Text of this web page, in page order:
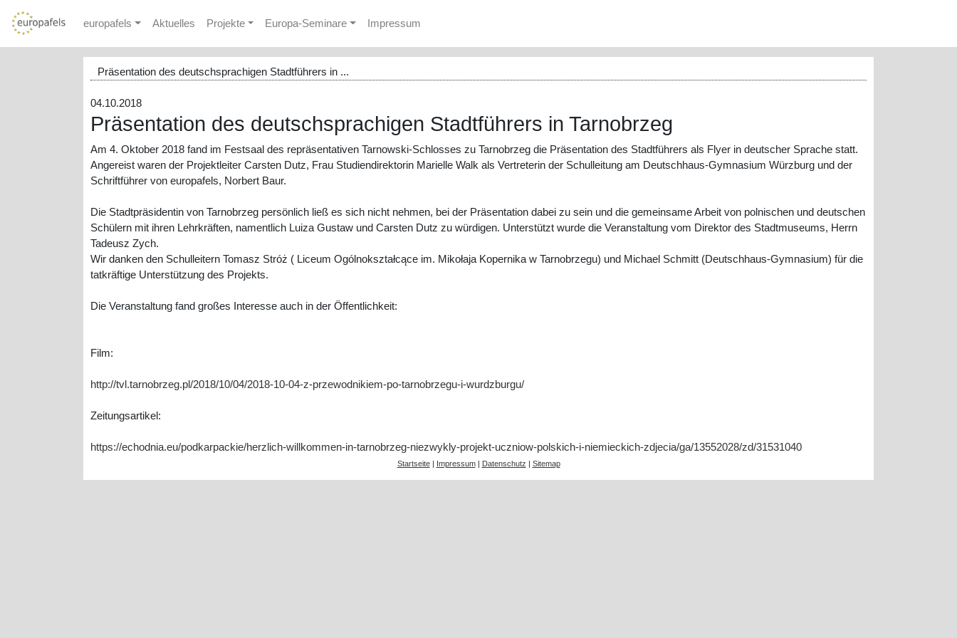
europafels Aktuelles Projekte Europa-Seminare Impressum
Präsentation des deutschsprachigen Stadtführers in ...
04.10.2018
Präsentation des deutschsprachigen Stadtführers in Tarnobrzeg
Am 4. Oktober 2018 fand im Festsaal des repräsentativen Tarnowski-Schlosses zu Tarnobrzeg die Präsentation des Stadtführers als Flyer in deutscher Sprache statt.
Angereist waren der Projektleiter Carsten Dutz, Frau Studiendirektorin Marielle Walk als Vertreterin der Schulleitung am Deutschhaus-Gymnasium Würzburg und der
Schriftführer von europafels, Norbert Baur.
Die Stadtpräsidentin von Tarnobrzeg persönlich ließ es sich nicht nehmen, bei der Präsentation dabei zu sein und die gemeinsame Arbeit von polnischen und deutschen
Schülern mit ihren Lehrkräften, namentlich Luiza Gustaw und Carsten Dutz zu würdigen. Unterstützt wurde die Veranstaltung vom Direktor des Stadtmuseums, Herrn
Tadeusz Zych.
Wir danken den Schulleitern Tomasz Stróż ( Liceum Ogólnokształcące im. Mikołaja Kopernika w Tarnobrzegu) und Michael Schmitt (Deutschhaus-Gymnasium) für die
tatkräftige Unterstützung des Projekts.
Die Veranstaltung fand großes Interesse auch in der Öffentlichkeit:
Film:
http://tvl.tarnobrzeg.pl/2018/10/04/2018-10-04-z-przewodnikiem-po-tarnobrzegu-i-wurdzburgu/
Zeitungsartikel:
https://echodnia.eu/podkarpackie/herzlich-willkommen-in-tarnobrzeg-niezwykly-projekt-uczniow-polskich-i-niemieckich-zdjecia/ga/13552028/zd/31531040
Startseite| Impressum| Datenschutz | Sitemap